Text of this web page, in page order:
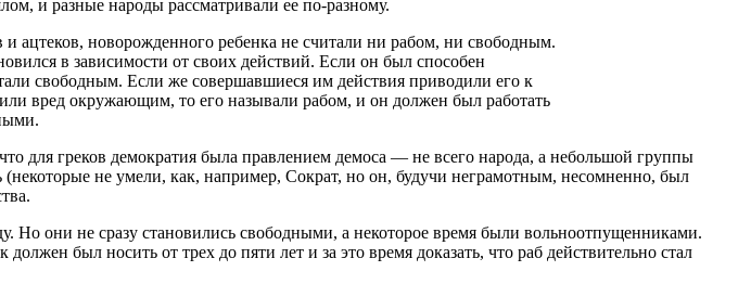
и разные народы рассматривали ее по-разному.
ацтеков, новорожденного ребенка не считали ни рабом, ни свободным.
в зависимости от своих действий. Если он был способен
свободным. Если же совершавшиеся им действия приводили его к
вред окружающим, то его называли рабом, и он должен был работать
для греков демократия была правлением демоса — не всего народа, а небольшой группы
не умели, как, например, Сократ, но он, будучи неграмотным, несомненно, был
Но они не сразу становились свободными, а некоторое время были вольноотпущенниками.
был носить от трех до пяти лет и за это время доказать, что раб действительно стал